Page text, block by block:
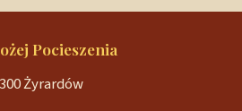
Pocieszenia
Żyrardów